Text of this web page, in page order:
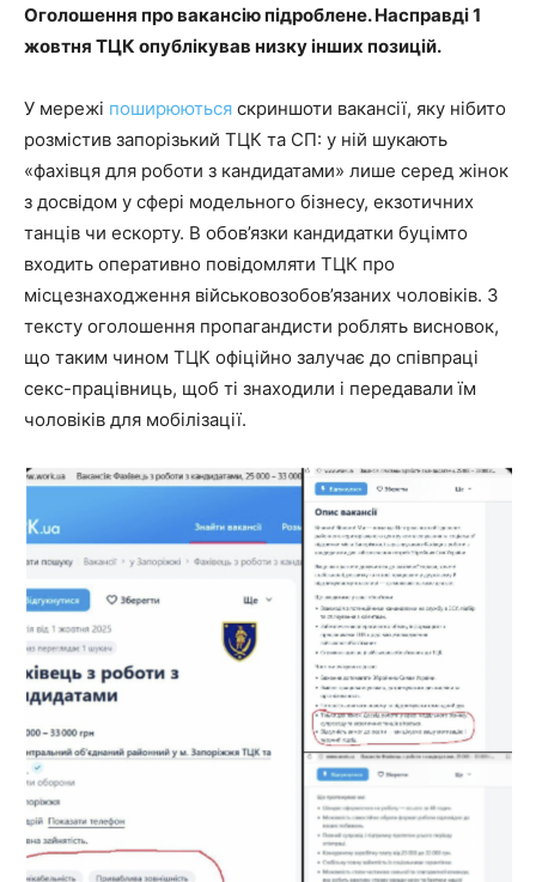
Оголошення про вакансію підроблене. Насправді 1
жовтня ТЦК опублікував низку інших позицій.
У мережі поширюються скриншоти вакансії, яку нібито
розмістив запорізький ТЦК та СП: у ній шукають
«фахівця для роботи з кандидатами» лише серед жінок
з досвідом у сфері модельного бізнесу, екзотичних
танців чи ескорту. В обов’язки кандидатки буцімто
входить оперативно повідомляти ТЦК про
місцезнаходження військовозобов’язаних чоловіків. З
тексту оголошення пропагандисти роблять висновок,
що таким чином ТЦК офіційно залучає до співпраці
секс-працівниць, щоб ті знаходили і передавали їм
чоловіків для мобілізації.